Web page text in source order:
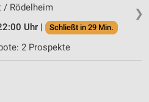
❯
/ Rödelheim
Uhr |
Schließt in 29 Min.
2 Prospekte